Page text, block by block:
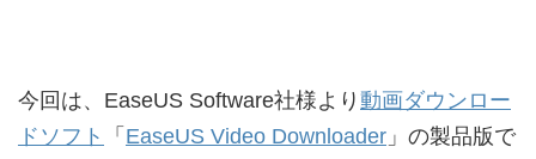
今回は、EaseUS Software社様より 動画ダウンロー
ドソフト
「 EaseUS Video Downloader 」の製品版で